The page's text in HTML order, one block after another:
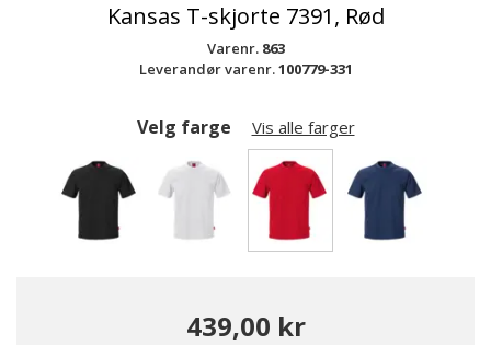
Kansas T-skjorte 7391, Rød
Varenr. 863
Leverandør varenr.100779-331
Velg farge Vis alle farger
439,00 kr